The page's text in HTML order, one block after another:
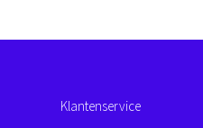
Klantenservice